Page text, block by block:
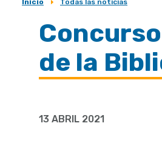
Sobrescribir
enlaces
ayuda
Inicio Todas las noticias
de la
13 ABRIL 2021